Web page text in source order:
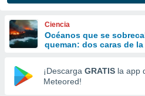
las
y
forma
digital
basada
Ciencia
Océanos que se
queman: dos caras de
¡Descarga GRATIS la app
Meteored!